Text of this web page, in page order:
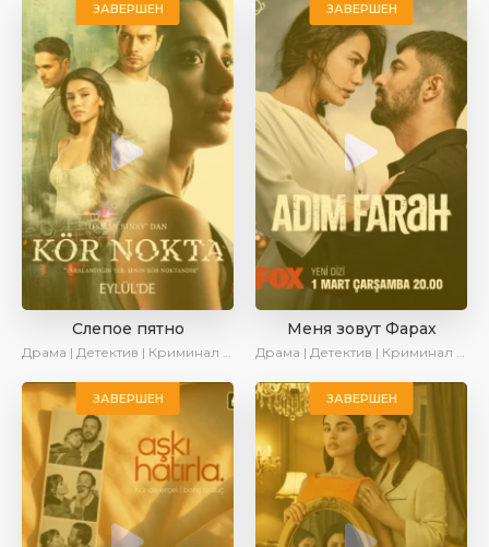
ЗАВЕРШЕН
Слепое пятно
Драма | Детектив | Криминал | SesDizi | AlisaDirilis | Сериалы 2024
ЗАВЕРШЕН
Меня зовут Фарах
Драма | Детектив | Криминал | SesDizi | Ирина Котова | AveTurk | Сериалы 2023
ЗАВЕРШЕН ЗАВЕРШЕН